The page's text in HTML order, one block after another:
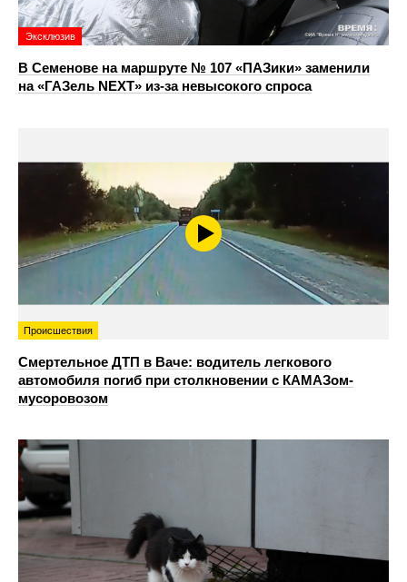
Эксклюзив
В Семенове на маршруте № 107 «ПАЗики» заменили
на «ГАЗель NEXT» из‑за невысокого спроса
Происшествия
Смертельное ДТП в Ваче: водитель легкового
автомобиля погиб при столкновении с КАМАЗом-
мусоровозом